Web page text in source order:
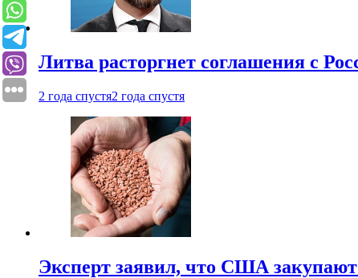
Литва расторгнет соглашения с
2 года спустя2 года спустя
Эксперт заявил, что США